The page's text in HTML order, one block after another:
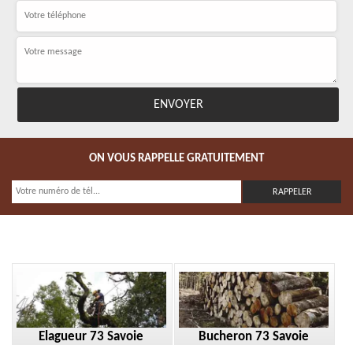
ON VOUS RAPPELLE GRATUITEMENT
Elagueur 73 Savoie Bucheron 73 Savoie